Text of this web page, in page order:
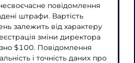
повідомлення
штрафи. Вартість
залежить від характеру
зміни директора
$100. Повідомлення
і точність даних про